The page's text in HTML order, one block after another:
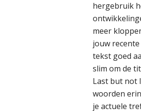
hergebruik
meer
jouw
tekst goed
slim om de
Last but not
woorden
je actuele